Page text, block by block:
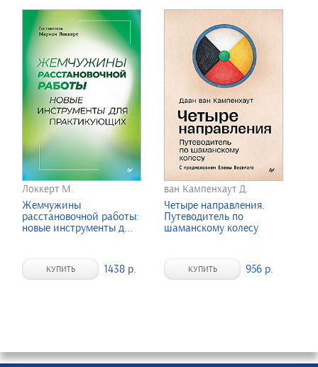
Локкерт М.
Жемчужины
расстановочной работы:
новые инструменты д...
КУПИТЬ 1438 р.
ван Кампенхаут Д.
Четыре направления.
Путеводитель по
шаманскому колесу
КУПИТЬ 956 р.